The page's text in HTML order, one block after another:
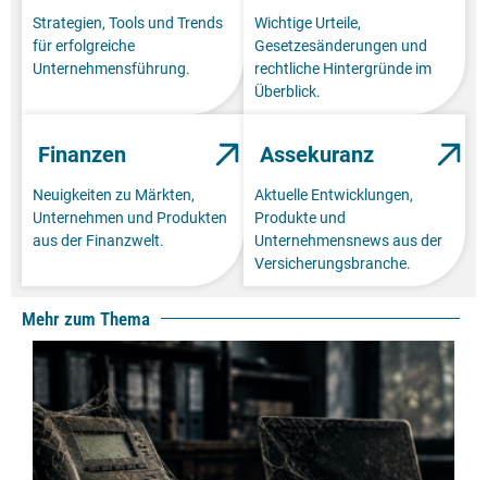
Strategien, Tools und Trends
für erfolgreiche
Unternehmensführung.
Wichtige Urteile,
Gesetzesänderungen und
rechtliche Hintergründe im
Überblick.
Finanzen
Neuigkeiten zu Märkten,
Unternehmen und Produkten
aus der Finanzwelt.
Assekuranz
Aktuelle Entwicklungen,
Produkte und
Unternehmensnews aus der
Versicherungsbranche.
Mehr zum Thema